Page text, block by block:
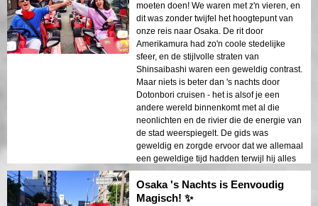
moeten doen! We waren met z'n vieren, en
dit was zonder twijfel het hoogtepunt van
onze reis naar Osaka. De rit door
Amerikamura had zo'n coole stedelijke
sfeer, en de stijlvolle straten van
Shinsaibashi waren een geweldig contrast.
Maar niets is beter dan 's nachts door
Dotonbori cruisen - het is alsof je een
andere wereld binnenkomt met al die
neonlichten en de rivier die de energie van
de stad weerspiegelt. De gids was
geweldig en zorgde ervoor dat we allemaal
een geweldige tijd hadden terwijl hij alles
soepel en veilig hield!
Osaka 's Nachts is Eenvoudig
Magisch! ✨